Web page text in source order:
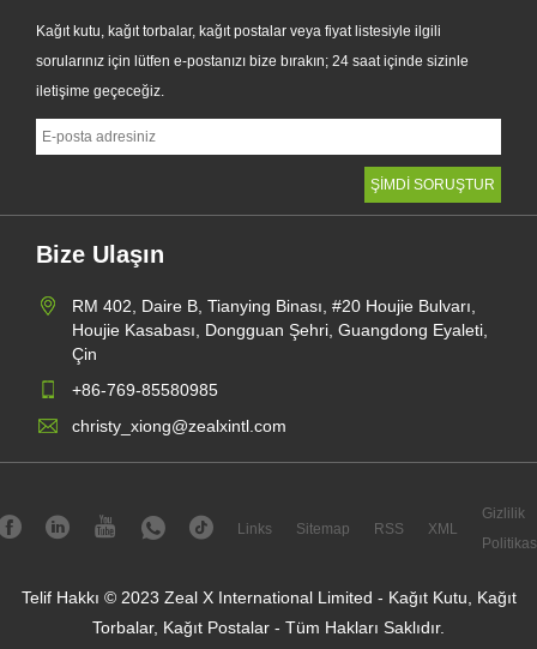
Kağıt kutu, kağıt torbalar, kağıt postalar veya fiyat listesiyle ilgili
sorularınız için lütfen e-postanızı bize bırakın; 24 saat içinde sizinle
iletişime geçeceğiz.
Bize Ulaşın
RM 402, Daire B, Tianying Binası, #20 Houjie Bulvarı,
Houjie Kasabası, Dongguan Şehri, Guangdong Eyaleti,
Çin
+86-769-85580985
christy_xiong@zealxintl.com
Links Sitemap RSS XML
Gizlilik
Telif Hakkı © 2023 Zeal X International Limited - Kağıt Kutu, Kağıt
Torbalar, Kağıt Postalar - Tüm Hakları Saklıdır.